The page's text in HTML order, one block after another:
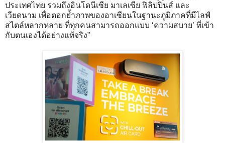
ประเทศไทย รวมถึงอินโดนีเซีย มาเลเซีย ฟิลิปปินส์ และ
เวียดนาม เพื่อตอกย้ำภาพของอาเซียนในฐานะภูมิภาคที่มีไลฟ์
สไตล์หลากหลาย ที่ทุกคนสามารถออกแบบ ‘ความสบาย’ ที่เข้า
กับตนเองได้อย่างแท้จริง”